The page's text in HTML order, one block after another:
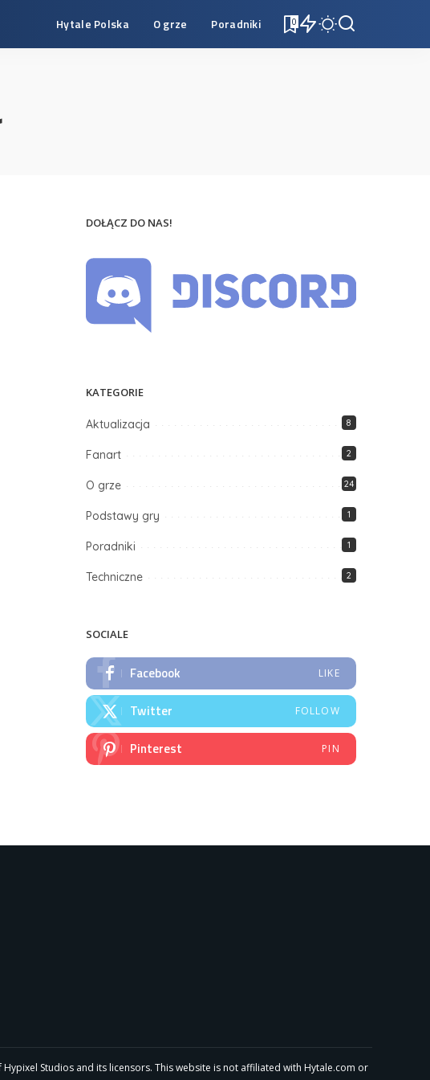
Hytale Polska O grze Poradniki 0
DOŁĄCZ DO NAS!
KATEGORIE
Aktualizacja 8
Fanart 2
O grze 24
Podstawy gry 1
Poradniki 1
Techniczne 2
SOCIALE
Facebook LIKE
Twitter FOLLOW
Pinterest PIN
Hypixel Studios and its licensors. This website is not affiliated with Hytale.com or